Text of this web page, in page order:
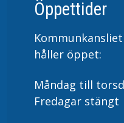
Öppettider
håller öppet:
Måndag till
Fredagar stängt